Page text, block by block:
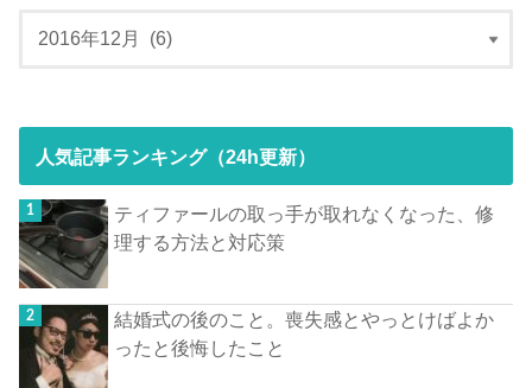
人気記事ランキング（24h更新）
ティファールの取っ手が取れなくなった、修
理する方法と対応策
結婚式の後のこと。喪失感とやっとけばよか
ったと後悔したこと